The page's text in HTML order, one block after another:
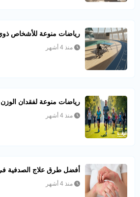
رياضات منوعة للأشخاص ذوي
منذ 4 أشهر
رياضات منوعة لفقدان الوزن
منذ 4 أشهر
أفضل طرق علاج الصدفية
منذ 4 أشهر